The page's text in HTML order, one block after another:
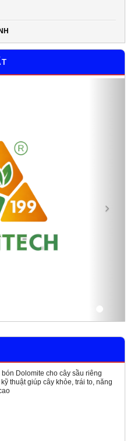
bón Dolomite cho cây sầu riêng
thuật giúp cây khỏe, trái to, năng